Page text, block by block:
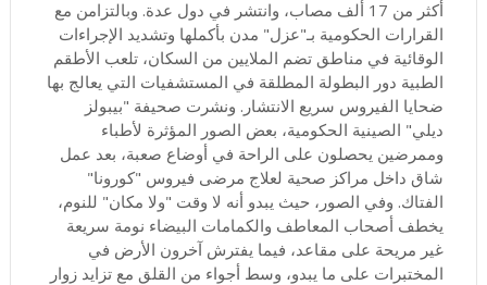
أكثر من 17 ألف مصاب، وانتشر في دول عدة. وبالتزامن مع
القرارات الحكومية بـ"عزل" مدن بأكملها وتشديد الإجراءات
الوقائية في مناطق تضم الملايين من السكان، تلعب الأطقم
الطبية دور البطولة المطلقة في المستشفيات التي يعالج بها
ضحايا الفيروس سريع الانتشار. ونشرت صحيفة "بيبولز
ديلي" الصينية الحكومية، بعض الصور المؤثرة لأطباء
وممرضين يحصلون على الراحة في أوضاع صعبة، بعد عمل
شاق داخل مراكز صحية لعلاج مرضى فيروس "كورونا"
الفتاك. وفي الصور، حيث يبدو أنه لا وقت "ولا مكان" للنوم،
يخطف أصحاب المعاطف والكمامات البيضاء نومة سريعة
غير مريحة على مقاعد، فيما يفترش آخرون الأرض في
المختبرات على ما يبدو، وسط أجواء من القلق مع تزايد زوار